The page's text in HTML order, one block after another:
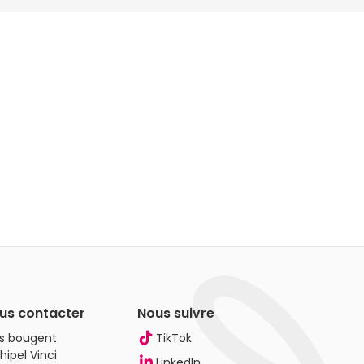
contacter
bougent
Vinci
Nous suivre
TikTok